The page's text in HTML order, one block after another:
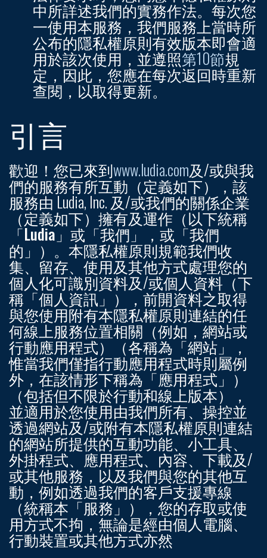
中所詳述我們的實務作法。每次您
一使用本服務，我們服務上當時所
公布的隱私權原則有效版本即會適
用於該次使用，並遵照第10節規
定，因此，您應在每次返回時重新
查閱，以取得更新。
引言
歡迎！您已來到www.ludia.com及/或與我
們的服務有所互動（定義如下），該
服務由 Ludia, Inc. 及/或我們的關係企業
（定義如下）擁有及運作（以下統稱
「Ludia」或「我們」 ，或 「我們
的」 ）。本隱私權原則規範我們收
集、留存、使用及其他方式處理您的
個人化可識別資料及/或個人資料（下
稱「個人資訊」），前開資料之取得
與您使用附有本隱私權原則連結的任
何線上服務位置相關（例如，網站或
行動應用程式）（各稱為「網站」 ，
惟當我們僅指行動應用程式時則屬例
外，在該情形下稱為「應用程式」）
（包括但不限於行動和線上版本），
並適用於您使用由我們所有、操控並
透過網站及/或附有本隱私權原則連結
的網站所提供的互動功能、小工具、
外掛程式、應用程式、內容、下載及/
或其他服務，以及我們與您的其他互
動，例如透過我們的客戶支援專線
（統稱本 「服務」），您的存取或使
用方式不拘，無論是經由個人電腦、
行動裝置或其他方式亦然